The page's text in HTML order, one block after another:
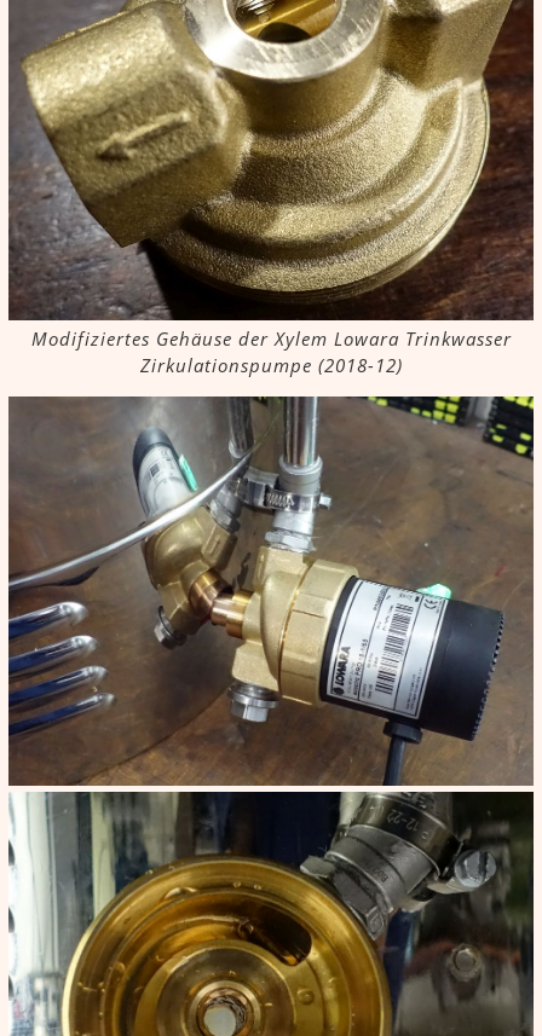
Modifiziertes Gehäuse der Xylem Lowara Trinkwasser
Zirkulationspumpe (2018-12)